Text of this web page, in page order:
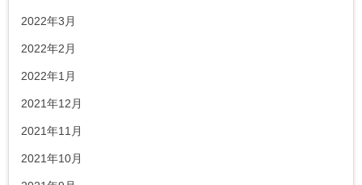
2022年3月
2022年2月
2022年1月
2021年12月
2021年11月
2021年10月